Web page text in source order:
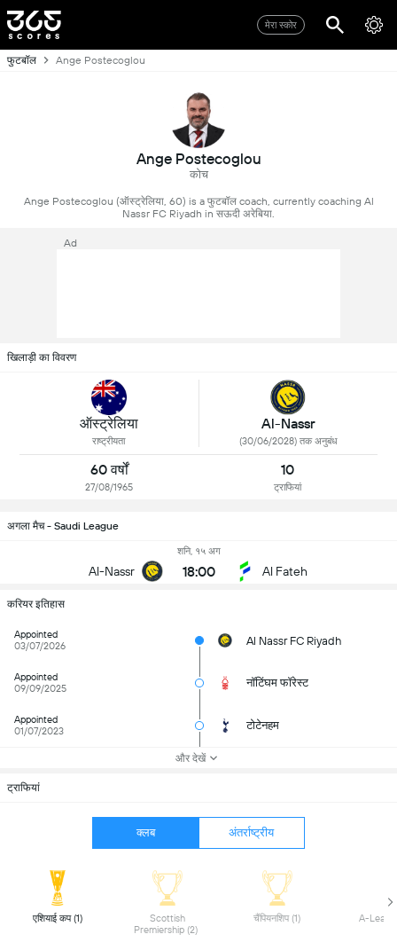
मेरा स्कोर
फुटबॉल Ange Postecoglou
Ange Postecoglou
कोच
Ange Postecoglou (ऑस्ट्रेलिया, 60) is a फुटबॉल coach, currently coaching Al
Nassr FC Riyadh in सऊदी अरेबिया.
Ad
खिलाड़ी का विवरण
ऑस्ट्रेलिया
राष्ट्रीयता
Al-Nassr
(30/06/2028) तक अनुबंध
60 वर्षों
27/08/1965
10
ट्राफियां
अगला मैच - Saudi League
Al-Nassr
शनि, १५ अग
18:00 Al Fateh
करियर इतिहास
Appointed
03/07/2026
Al Nassr FC Riyadh
Appointed
09/09/2025
नॉटिंघम फॉरेस्ट
Appointed
01/07/2023
टोटेनहम
और देखें
ट्राफियां
क्लब अंतर्राष्ट्रीय
एशियाई कप (1)
Scottish